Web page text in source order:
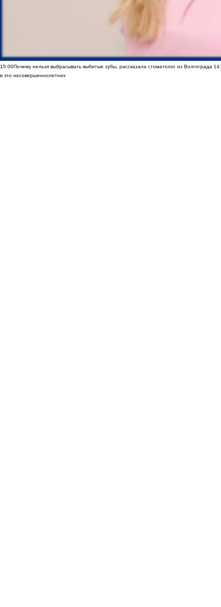
15:00Почему нельзя выбрасывать выбитые зубы, рассказала стоматолог из Волгограда
в это несовершеннолетних